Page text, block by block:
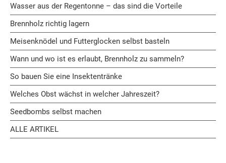
Wasser aus der Regentonne – das sind die Vorteile
Brennholz richtig lagern
Meisenknödel und Futterglocken selbst basteln
Wann und wo ist es erlaubt, Brennholz zu sammeln?
So bauen Sie eine Insektentränke
Welches Obst wächst in welcher Jahreszeit?
Seedbombs selbst machen
ALLE ARTIKEL